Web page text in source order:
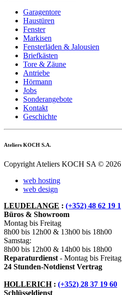
Garagentore
Haustüren
Fenster
Markisen
Fensterläden & Jalousien
Briefkästen
Tore & Zäune
Antriebe
Hörmann
Jobs
Sonderangebote
Kontakt
Geschichte
Ateliers KOCH S.A.
Copyright Ateliers KOCH SA © 2026
web hosting
web design
LEUDELANGE : (+352) 48 62 19 1
Büros & Showroom
Montag bis Freitag
8h00 bis 12h00 & 13h00 bis 18h00
Samstag:
8h00 bis 12h00 & 14h00 bis 18h00
Reparaturdienst - Montag bis Freitag
24 Stunden-Notdienst Vertrag
HOLLERICH: (+352) 28 37 19 60
Schlüsseldienst